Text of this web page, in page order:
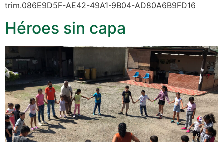
trim.086E9D5F-AE42-49A1-9B04-AD80A6B9FD16
Héroes sin capa